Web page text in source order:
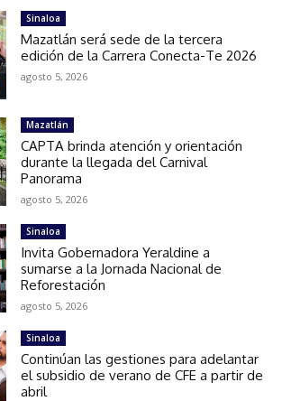
Sinaloa
Mazatlán será sede de la tercera
edición de la Carrera Conecta-Te 2026
agosto 5, 2026
Mazatlán
CAPTA brinda atención y orientación
durante la llegada del Carnival
Panorama
agosto 5, 2026
Sinaloa
Invita Gobernadora Yeraldine a
sumarse a la Jornada Nacional de
Reforestación
agosto 5, 2026
Sinaloa
Continúan las gestiones para adelantar
el subsidio de verano de CFE a partir de
abril